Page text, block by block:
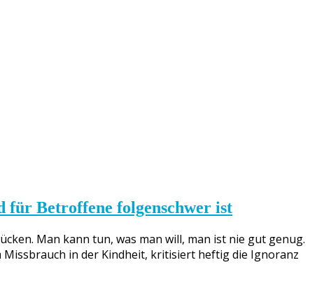
Betroffene folgenschwer ist
Man kann tun, was man will, man ist nie gut genug.
in der Kindheit, kritisiert heftig die Ignoranz